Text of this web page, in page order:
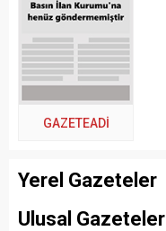
GAZETEADI
Yerel Gazeteler
Ulusal Gazeteler